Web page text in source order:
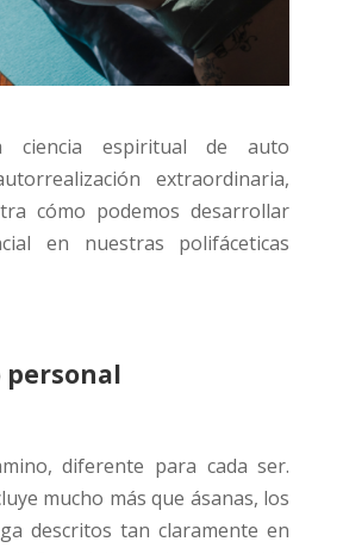
ciencia espiritual de auto
extraordinaria,
cómo podemos desarrollar
en nuestras polifáceticas
personal
diferente para cada ser.
mucho más que ásanas, los
descritos tan claramente en